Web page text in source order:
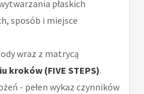
płaskich
sposób i miejsce
wraz z matrycą
kroków (FIVE STEPS).
- pełen wykaz czynników